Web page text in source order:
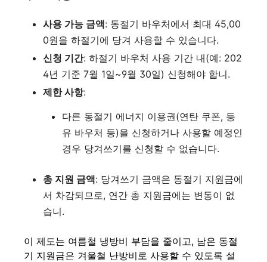
사용 가능 금액: 동절기 바우처에서 최대 45,00
0원을 하절기에 당겨 사용할 수 있습니다.
신청 기간: 하절기 바우처 사용 기간 내(예: 202
4년 기준 7월 1일~9월 30일) 신청해야 합니.
제한 사항:
다른 동절기 에너지 이용권(연탄 쿠폰, 등
유 바우처 등)을 신청하거나 사용할 예정인
경우 당겨쓰기를 신청할 수 없습니다.
총 지원 금액: 당겨쓰기 금액은 동절기 지원금에
서 차감되므로, 연간 총 지원금에는 변동이 없
습니.
이 제도는 여름철 냉방비 부담을 줄이고, 남은 동절
기 지원금은 겨울철 난방비로 사용할 수 있도록 설